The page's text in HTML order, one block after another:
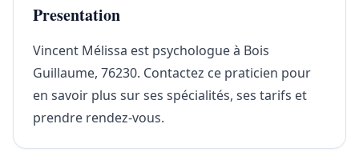
Presentation
Vincent Mélissa est psychologue à Bois
Guillaume, 76230. Contactez ce praticien pour
en savoir plus sur ses spécialités, ses tarifs et
prendre rendez-vous.